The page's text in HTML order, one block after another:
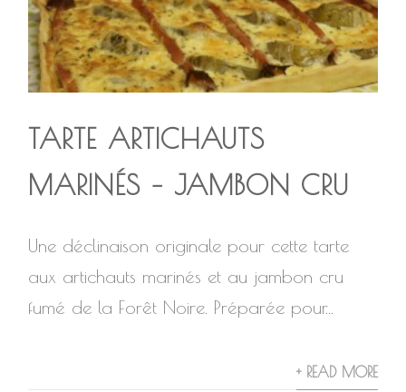
TARTE ARTICHAUTS
MARINÉS – JAMBON CRU
Une déclinaison originale pour cette tarte
aux artichauts marinés et au jambon cru
fumé de la Forêt Noire. Préparée pour...
+ READ MORE